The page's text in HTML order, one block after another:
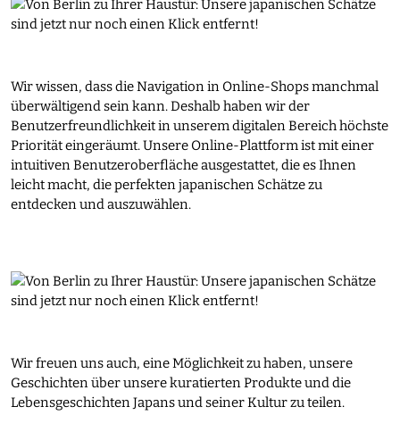
Wir wissen, dass die Navigation in Online-Shops manchmal
überwältigend sein kann. Deshalb haben wir der
Benutzerfreundlichkeit in unserem digitalen Bereich höchste
Priorität eingeräumt. Unsere Online-Plattform ist mit einer
intuitiven Benutzeroberfläche ausgestattet, die es Ihnen
leicht macht, die perfekten japanischen Schätze zu
entdecken und auszuwählen.
Wir freuen uns auch, eine Möglichkeit zu haben, unsere
Geschichten über unsere kuratierten Produkte und die
Lebensgeschichten Japans und seiner Kultur zu teilen.